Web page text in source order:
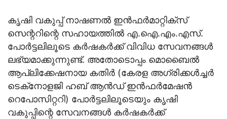
കൃഷി വകുപ്പ് നാഷണൽ ഇൻഫർമാറ്റിക്‌സ്
സെന്ററിന്റെ സഹായത്തിൽ എ.ഐ.എം.എസ്.
പോർട്ടലിലൂടെ കർഷകർക്ക് വിവിധ സേവനങ്ങൾ
ലഭ്യമാക്കുന്നുണ്ട്. അതോടൊപ്പം മൊബൈൽ
ആപ്ലിക്കേഷനായ കതിർ (കേരള അഗ്രിക്കൾച്ചർ
ടെക്‌നോളജി ഹബ് ആൻഡ് ഇൻഫർമേഷൻ
റെപോസിറ്ററി) പോർട്ടലിലൂടെയും കൃഷി
വകുപ്പിന്റെ സേവനങ്ങൾ കർഷകർക്ക്